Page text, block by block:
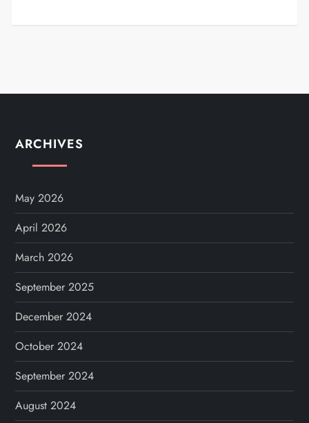
ARCHIVES
May 2026
April 2026
March 2026
September 2025
December 2024
October 2024
September 2024
August 2024